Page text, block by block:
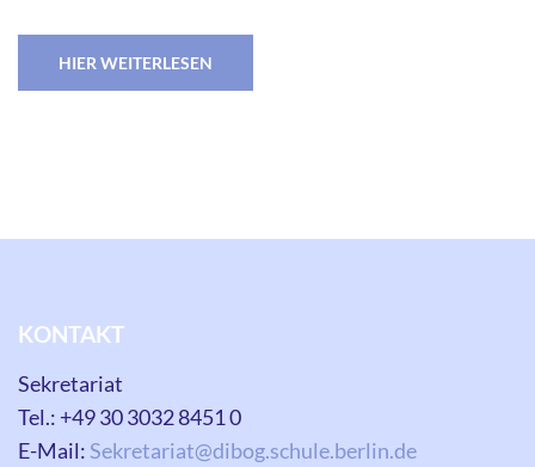
HIER WEITERLESEN
KONTAKT
Sekretariat
Tel.: +49 30 3032 8451 0
E-Mail: Sekretariat@dibog.schule.berlin.de